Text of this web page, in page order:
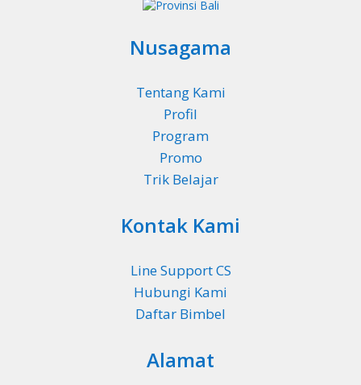
Nusagama
Tentang Kami
Profil
Program
Promo
Trik Belajar
Kontak Kami
Line Support CS
Hubungi Kami
Daftar Bimbel
Alamat